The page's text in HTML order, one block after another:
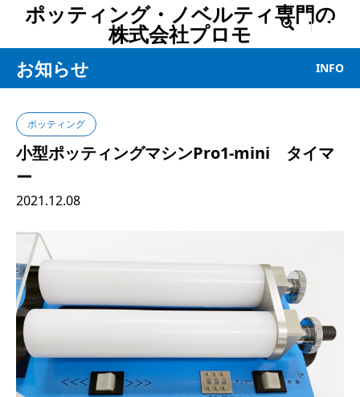
ポッティング・ノベルティ専門の
株式会社プロモ 
お知らせ INFO
ポッティング
小型ポッティングマシンPro1-mini タイマ
ー
2021.12.08